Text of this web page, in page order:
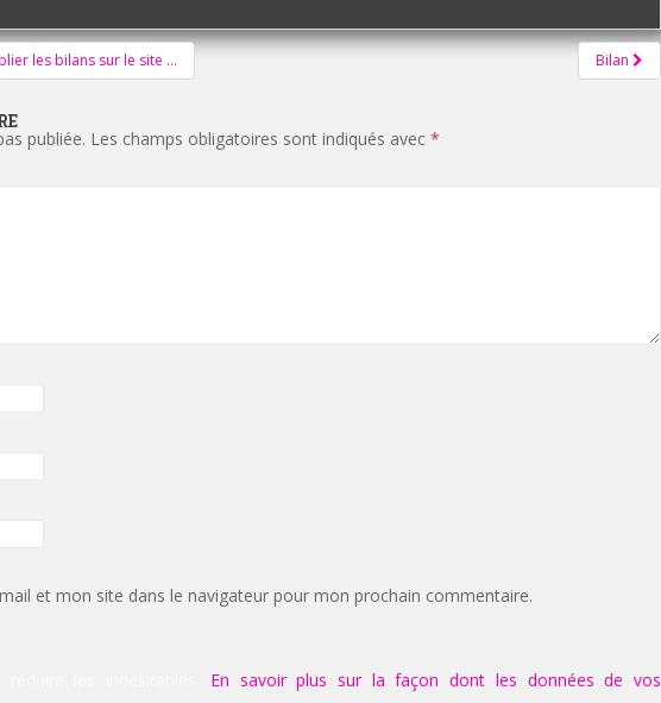
les bilans sur le site … Bilan
publiée. Les champs obligatoires sont indiqués avec *
et mon site dans le navigateur pour mon prochain commentaire.
En savoir plus sur la façon dont les données de vos